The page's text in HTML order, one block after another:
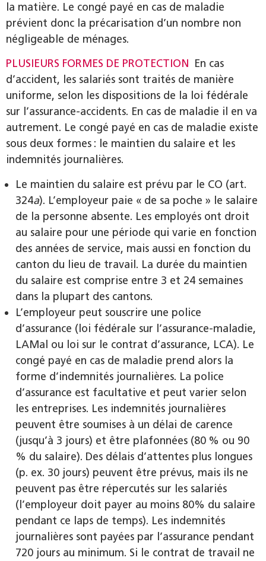
la matière. Le congé payé en cas de maladie
prévient donc la précarisation d’un nombre non
négligeable de ménages.
PLUSIEURS FORMES DE PROTECTION En cas
d’accident, les salariés sont traités de manière
uniforme, selon les dispositions de la loi fédérale
sur l’assurance-accidents. En cas de maladie il en va
autrement. Le congé payé en cas de maladie existe
sous deux formes : le maintien du salaire et les
indemnités journalières.
Le maintien du salaire est prévu par le CO (art.
324a). L’employeur paie « de sa poche » le salaire
de la personne absente. Les employés ont droit
au salaire pour une période qui varie en fonction
des années de service, mais aussi en fonction du
canton du lieu de travail. La durée du maintien
du salaire est comprise entre 3 et 24 semaines
dans la plupart des cantons.
L’employeur peut souscrire une police
d’assurance (loi fédérale sur l’assurance-maladie,
LAMal ou loi sur le contrat d’assurance, LCA). Le
congé payé en cas de maladie prend alors la
forme d’indemnités journalières. La police
d’assurance est facultative et peut varier selon
les entreprises. Les indemnités journalières
peuvent être soumises à un délai de carence
(jusqu’à 3 jours) et être plafonnées (80 % ou 90
% du salaire). Des délais d’attentes plus longues
(p. ex. 30 jours) peuvent être prévus, mais ils ne
peuvent pas être répercutés sur les salariés
(l’employeur doit payer au moins 80% du salaire
pendant ce laps de temps). Les indemnités
journalières sont payées par l’assurance pendant
720 jours au minimum. Si le contrat de travail ne